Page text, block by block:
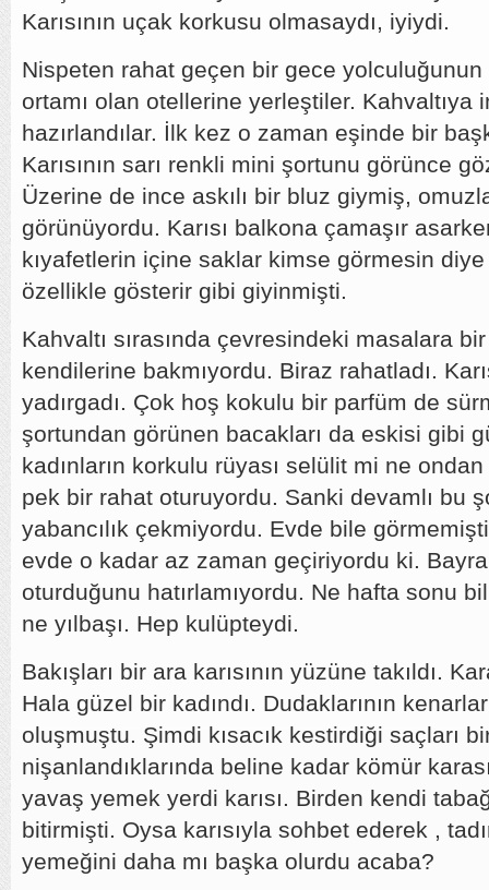
Karısının uçak korkusu olmasaydı, iyiydi.
Nispeten rahat geçen bir gece yolculuğunun
ortamı olan otellerine yerleştiler. Kahvaltıya
hazırlandılar. İlk kez o zaman eşinde bir
Karısının sarı renkli mini şortunu görünce
Üzerine de ince askılı bir bluz giymiş,
görünüyordu. Karısı balkona çamaşır
kıyafetlerin içine saklar kimse görmesin
özellikle gösterir gibi giyinmişti.
Kahvaltı sırasında çevresindeki masalara
kendilerine bakmıyordu. Biraz rahatladı.
yadırgadı. Çok hoş kokulu bir parfüm de
şortundan görünen bacakları da eskisi gibi
kadınların korkulu rüyası selülit mi ne
pek bir rahat oturuyordu. Sanki devamlı bu
yabancılık çekmiyordu. Evde bile
evde o kadar az zaman geçiriyordu ki.
oturduğunu hatırlamıyordu. Ne hafta sonu
ne yılbaşı. Hep kulüpteydi.
Bakışları bir ara karısının yüzüne takıldı.
Hala güzel bir kadındı. Dudaklarının
oluşmuştu. Şimdi kısacık kestirdiği saçları
nişanlandıklarında beline kadar kömür
yavaş yemek yerdi karısı. Birden kendi
bitirmişti. Oysa karısıyla sohbet ederek ,
yemeğini daha mı başka olurdu acaba?